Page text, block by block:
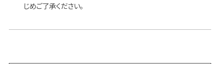
じめご了承ください。